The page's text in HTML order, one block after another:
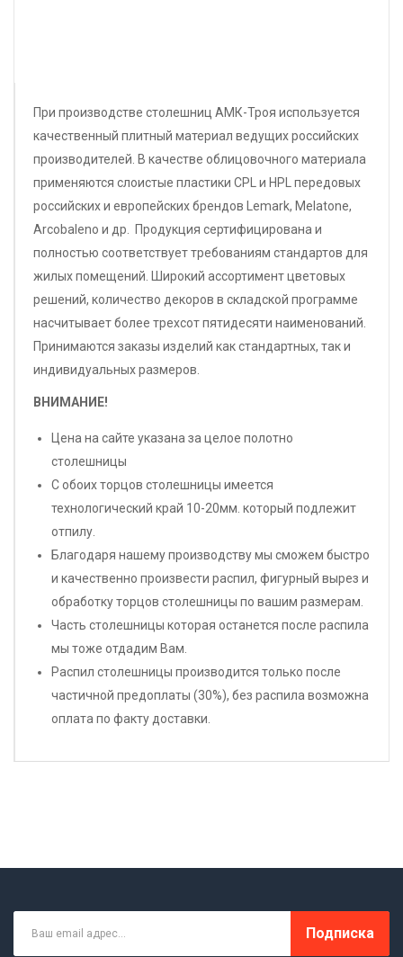
При производстве столешниц АМК-Троя используется
качественный плитный материал ведущих российских
производителей. В качестве облицовочного материала
применяются слоистые пластики CPL и HPL передовых
российских и европейских брендов Lemark, Melatone,
Arcobaleno и др. Продукция сертифицирована и
полностью соответствует требованиям стандартов для
жилых помещений. Широкий ассортимент цветовых
решений, количество декоров в складской программе
насчитывает более трехсот пятидесяти наименований.
Принимаются заказы изделий как стандартных, так и
индивидуальных размеров.
ВНИМАНИЕ!
Цена на сайте указана за целое полотно
столешницы
С обоих торцов столешницы имеется
технологический край 10-20мм. который подлежит
отпилу.
Благодаря нашему производству мы сможем быстро
и качественно произвести распил, фигурный вырез и
обработку торцов столешницы по вашим размерам.
Часть столешницы которая останется после распила
мы тоже отдадим Вам.
Распил столешницы производится только после
частичной предоплаты (30%), без распила возможна
оплата по факту доставки.
Подписка